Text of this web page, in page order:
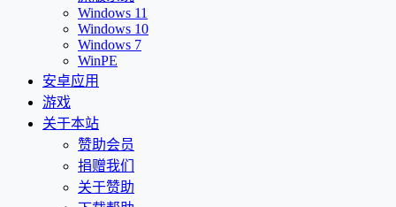
Windows 11
Windows 10
Windows 7
WinPE
安卓应用
游戏
关于本站
赞助会员
捐赠我们
关于赞助